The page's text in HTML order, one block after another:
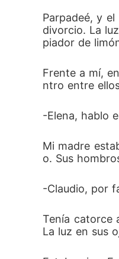
Parpadeé, y
divorcio. La
piador de
Frente a mí,
ntro entre
-Elena, hablo
Mi madre
o. Sus
-Claudio, por
Tenía catorce
La luz en sus